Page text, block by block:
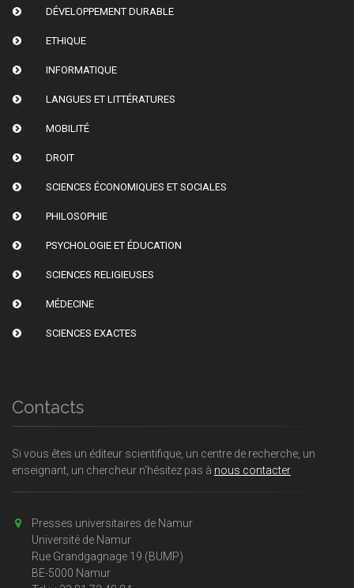
DÉVELOPPEMENT DURABLE
ETHIQUE
INFORMATIQUE
LANGUES ET LITTÉRATURES
MOBILITÉ
DROIT
SCIENCES ÉCONOMIQUES ET SOCIALES
PHILOSOPHIE
PSYCHOLOGIE ET ÉDUCATION
SCIENCES RELIGIEUSES
MÉDECINE
SCIENCES EXACTES
Contacts
Si vous êtes un éditeur scientifique, un centre de recherche, un
enseignant, un chercheur n'hésitez pas à nous contacter
Presses universitaires de Namur
Université de Namur
Rue Grandgagnage 19 (BUMP)
BE-5000 Namur